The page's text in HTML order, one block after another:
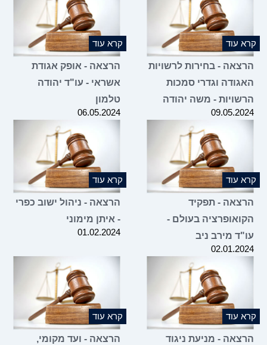
קרא עוד
הרצאה - בחירות לרשויות
האגודה וגדרי סמכות
הרשויות - משה יהודה
09.05.2024
קרא עוד
הרצאה - אופק אגודת
אשראי - עו"ד יהודה
טלמון
06.05.2024
קרא עוד
הרצאה - תפקיד
הקואופרציה בעולם -
עו"ד מירב ניב
02.01.2024
קרא עוד
הרצאה - ניהול ישוב כפרי
- איתן מימוני
01.02.2024
קרא עוד
הרצאה - מניעת ניגוד
קרא עוד
הרצאה - ועד מקומי,